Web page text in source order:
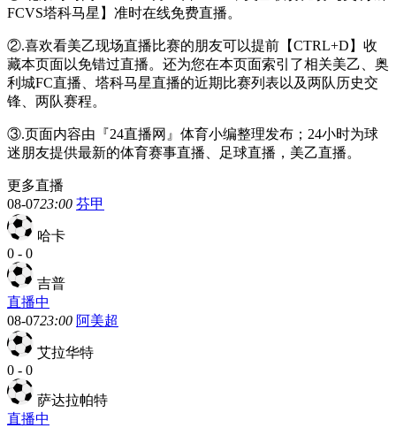
FCVS塔科马星】准时在线免费直播。
②.喜欢看美乙现场直播比赛的朋友可以提前【CTRL+D】收
藏本页面以免错过直播。还为您在本页面索引了相关美乙、奥
利城FC直播、塔科马星直播的近期比赛列表以及两队历史交
锋、两队赛程。
③.页面内容由『24直播网』体育小编整理发布；24小时为球
迷朋友提供最新的体育赛事直播、足球直播，美乙直播。
更多直播
08-0723:00 芬甲
哈卡
0 - 0
吉普
直播中
08-0723:00 阿美超
艾拉华特
0 - 0
萨达拉帕特
直播中